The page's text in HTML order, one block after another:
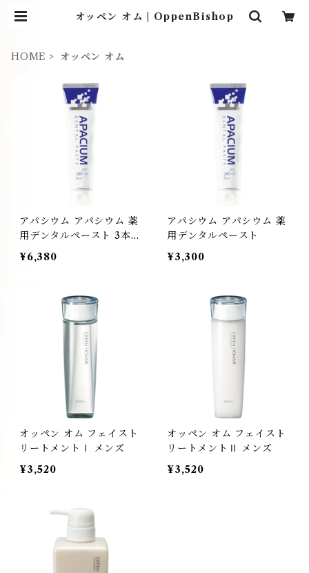
オッペン オム | OppenBishop
HOME オッペン オム
アパシウム アパシウム 薬
用デンタルペースト 3本入
り
¥6,380
アパシウム アパシウム 薬
用デンタルペースト
¥3,300
オッペン オム フェイスト
リートメントⅠ メンズ
¥3,520
オッペン オム フェイスト
リートメントⅡ メンズ
¥3,520